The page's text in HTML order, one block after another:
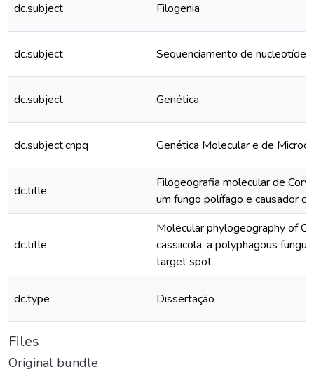
dc.subject Filogenia
dc.subject Sequenciamento de nucleotídeo
dc.subject Genética
dc.subject.cnpq Genética Molecular e de
dc.title
Filogeografia molecular de
um fungo polífago e causador
dc.title
Molecular phylogeography of
cassiicola, a polyphagous
target spot
dc.type Dissertação
Files
Original bundle